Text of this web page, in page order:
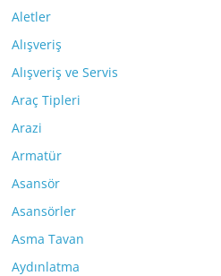
Aletler
Alışveriş
Alışveriş ve Servis
Araç Tipleri
Arazi
Armatür
Asansör
Asansörler
Asma Tavan
Aydınlatma